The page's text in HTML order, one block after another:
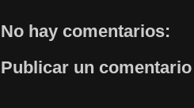
No hay comentarios:
Publicar un comentario